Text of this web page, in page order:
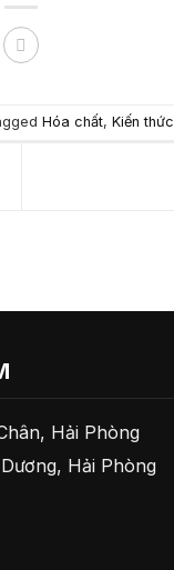
Hóa chất, Kiến thức
Hải Phòng
Hải Phòng